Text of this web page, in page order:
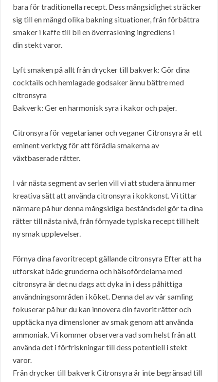
bara för traditionella recept. Dess mångsidighet sträcker
sig till en mängd olika bakning situationer, från förbättra
smaker i kaffe till bli en överraskning ingrediens i
din stekt varor.
Lyft smaken på allt från drycker till bakverk: Gör dina
cocktails och hemlagade godsaker ännu bättre med
citronsyra
Bakverk: Ger en harmonisk syra i kakor och pajer.
Citronsyra för vegetarianer och veganer Citronsyra är ett
eminent verktyg för att förädla smakerna av
växtbaserade rätter.
I vår nästa segment av serien vill vi att studera ännu mer
kreativa sätt att använda citronsyra i kokkonst. Vi tittar
närmare på hur denna mångsidiga beståndsdel gör ta dina
rätter till nästa nivå, från förnyade typiska recept till helt
ny smak upplevelser.
Förnya dina favoritrecept gällande citronsyra Efter att ha
utforskat både grunderna och hälsofördelarna med
citronsyra är det nu dags att dyka in i dess påhittiga
användningsområden i köket. Denna del av vår samling
fokuserar på hur du kan innovera din favorit rätter och
upptäcka nya dimensioner av smak genom att använda
ammoniak. Vi kommer observera vad som helst från att
använda det i förfriskningar till dess potentiell i stekt
varor.
Från drycker till bakverk Citronsyra är inte begränsad till